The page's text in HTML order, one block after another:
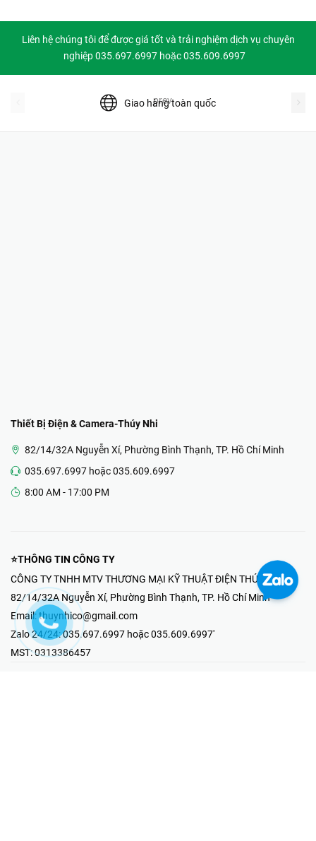
Liên hệ chúng tôi để được giá tốt và trải nghiệm dịch vụ chuyên
nghiệp 035.697.6997 hoặc 035.609.6997
Giao hàng toàn quốc
prev
Thiết Bị Điện & Camera-Thúy Nhi
82/14/32A Nguyễn Xí, Phường Bình Thạnh, TP. Hồ Chí Minh
035.697.6997 hoặc 035.609.6997
8:00 AM - 17:00 PM
⭐THÔNG TIN CÔNG TY
CÔNG TY TNHH MTV THƯƠNG MẠI KỸ THUẬT ĐIỆN THÚY NHI
82/14/32A Nguyễn Xí, Phường Bình Thạnh, TP. Hồ Chí Minh
Email: thuynhico@gmail.com
Zalo 24/24:035.697.6997 hoặc 035.609.6997'
MST:0313386457